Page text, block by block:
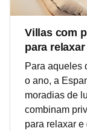
Villas com
para
Para aqueles
o ano, a
moradias de
combinam
para relaxar